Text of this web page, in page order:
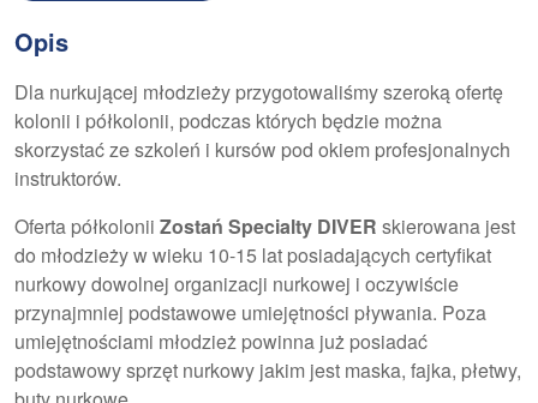
Opis
Dla nurkującej młodzieży przygotowaliśmy szeroką ofertę
kolonii i półkolonii, podczas których będzie można
skorzystać ze szkoleń i kursów pod okiem profesjonalnych
instruktorów.
Oferta półkolonii Zostań Specialty DIVER skierowana jest
do młodzieży w wieku 10-15 lat posiadających certyfikat
nurkowy dowolnej organizacji nurkowej i oczywiście
przynajmniej podstawowe umiejętności pływania. Poza
umiejętnościami młodzież powinna już posiadać
podstawowy sprzęt nurkowy jakim jest maska, fajka, płetwy,